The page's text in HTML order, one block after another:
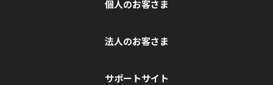
個人のお客さま
法人のお客さま
サポートサイト